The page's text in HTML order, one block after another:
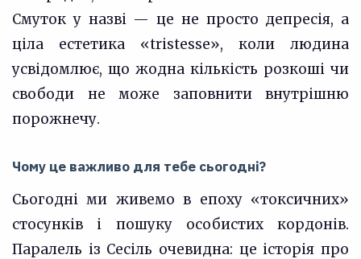
Смуток у назві — це не просто депресія, а
ціла естетика «tristesse», коли людина
усвідомлює, що жодна кількість розкоші чи
свободи не може заповнити внутрішню
порожнечу.
Чому це важливо для тебе сьогодні?
Сьогодні ми живемо в епоху «токсичних»
стосунків і пошуку особистих кордонів.
Паралель із Сесіль очевидна: це історія про